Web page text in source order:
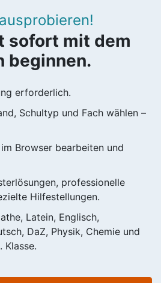
sofort mit dem
beginnen.
erforderlich.
Schultyp und Fach wählen –
Browser bearbeiten und
professionelle
Hilfestellungen.
Latein, Englisch,
DaZ, Physik, Chemie und
Klasse.